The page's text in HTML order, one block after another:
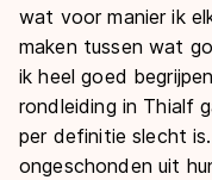
wat voor manier ik
maken tussen wat
ik heel goed
rondleiding in Thialf
per definitie slecht
ongeschonden uit